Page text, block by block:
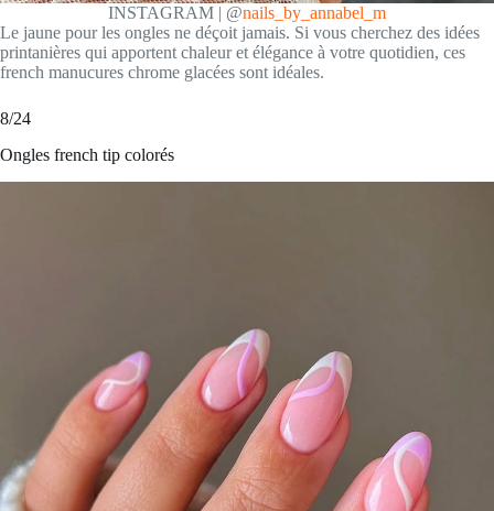
INSTAGRAM | @nails_by_annabel_m
Le jaune pour les ongles ne déçoit jamais. Si vous cherchez des idées
printanières qui apportent chaleur et élégance à votre quotidien, ces
french manucures chrome glacées sont idéales.
8/24
Ongles french tip colorés